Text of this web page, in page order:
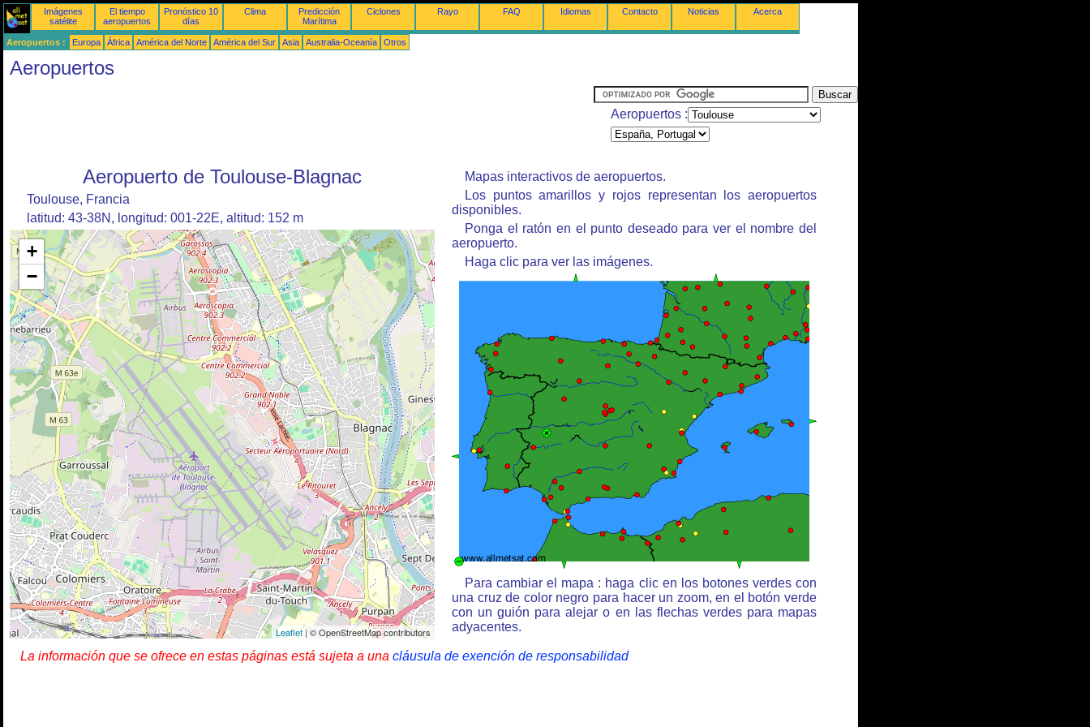
Imágenes
satélite
El tiempo
aeropuertos
Pronóstico 10
días
Clima
Predicción
Marítima
Ciclones Rayo FAQ Idiomas Contacto Noticias Acerca
Aeropuertos : Europa África América del Norte América del Sur Asia Australia-Oceanía Otros
Aeropuertos
Aeropuertos :
Aeropuerto de Toulouse-Blagnac
Toulouse, Francia
latitud: 43-38N, longitud: 001-22E, altitud: 152 m
+
−
Leaflet| © OpenStreetMap contributors
Mapas interactivos de aeropuertos.
Los puntos amarillos y rojos representan los aeropuertos
disponibles.
Ponga el ratón en el punto deseado para ver el nombre del
aeropuerto.
Haga clic para ver las imágenes.
Para cambiar el mapa : haga clic en los botones verdes con
una cruz de color negro para hacer un zoom, en el botón verde
con un guión para alejar o en las flechas verdes para mapas
adyacentes.
La información que se ofrece en estas páginas está sujeta a una cláusula de exención de responsabilidad